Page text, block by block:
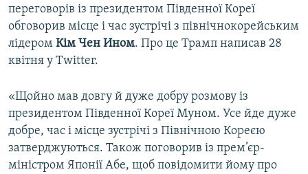
Усі сайти RFE/RL
переговорів із президентом Південної Кореї
обговорив місце і час зустрічі з північнокорейським
лідером Кім Чен Ином. Про це Трамп написав 28
квітня у Twitter.
«Щойно мав довгу й дуже добру розмову із
президентом Південної Кореї Муном. Усе йде дуже
добре, час і місце зустрічі з Північною Кореєю
затверджуються. Також поговорив із прем’єр-
міністром Японії Абе, щоб повідомити йому про